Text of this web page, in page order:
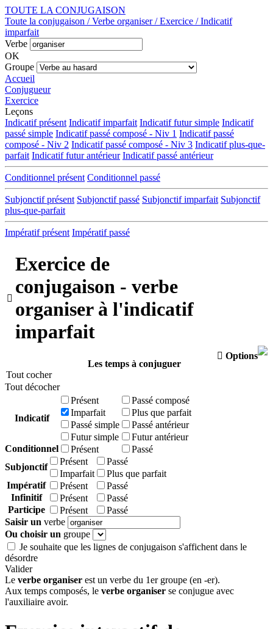
TOUTE LA CONJUGAISON
Toute la conjugaison / Verbe organiser / Exercice / Indicatif
imparfait
Verbe
OK
Groupe
Accueil
Conjugueur
Exercice
Leçons
Indicatif présent Indicatif imparfait Indicatif futur simple Indicatif
passé simple Indicatif passé composé - Niv 1 Indicatif passé
composé - Niv 2 Indicatif passé composé - Niv 3 Indicatif plus-que-
parfait Indicatif futur antérieur Indicatif passé antérieur
Conditionnel présent Conditionnel passé
Subjonctif présent Subjonctif passé Subjonctif imparfait Subjonctif
plus-que-parfait
Impératif présent Impératif passé

Exercice de
conjugaison - verbe
organiser à l'indicatif
imparfait
 Options
Les temps à conjuguer
Tout cocher
Tout décocher
Indicatif
Présent
Passé composé
Imparfait
Plus que parfait
Passé simple
Passé antérieur
Futur simple
Futur antérieur
Conditionnel
Présent
Passé
Subjonctif
Présent
Passé
Imparfait
Plus que parfait
Impératif
Présent
Passé
Infinitif
Présent
Passé
Participe
Présent
Passé
Saisir un verbe
Ou choisir un groupe
Je souhaite que les lignes de conjugaison s'affichent dans le
désordre
Valider
Le verbe organiser est un verbe du 1er groupe (en -er).
Aux temps composés, le verbe organiser se conjugue avec
l'auxiliaire avoir.